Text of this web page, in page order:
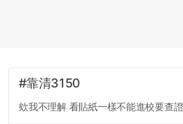
#靠清3150
欸我不理解 看貼紙一樣不能進校要查